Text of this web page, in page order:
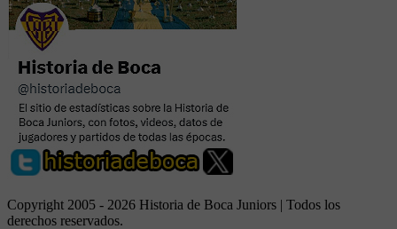
Copyright 2005 - 2026 Historia de Boca Juniors | Todos los
derechos reservados.